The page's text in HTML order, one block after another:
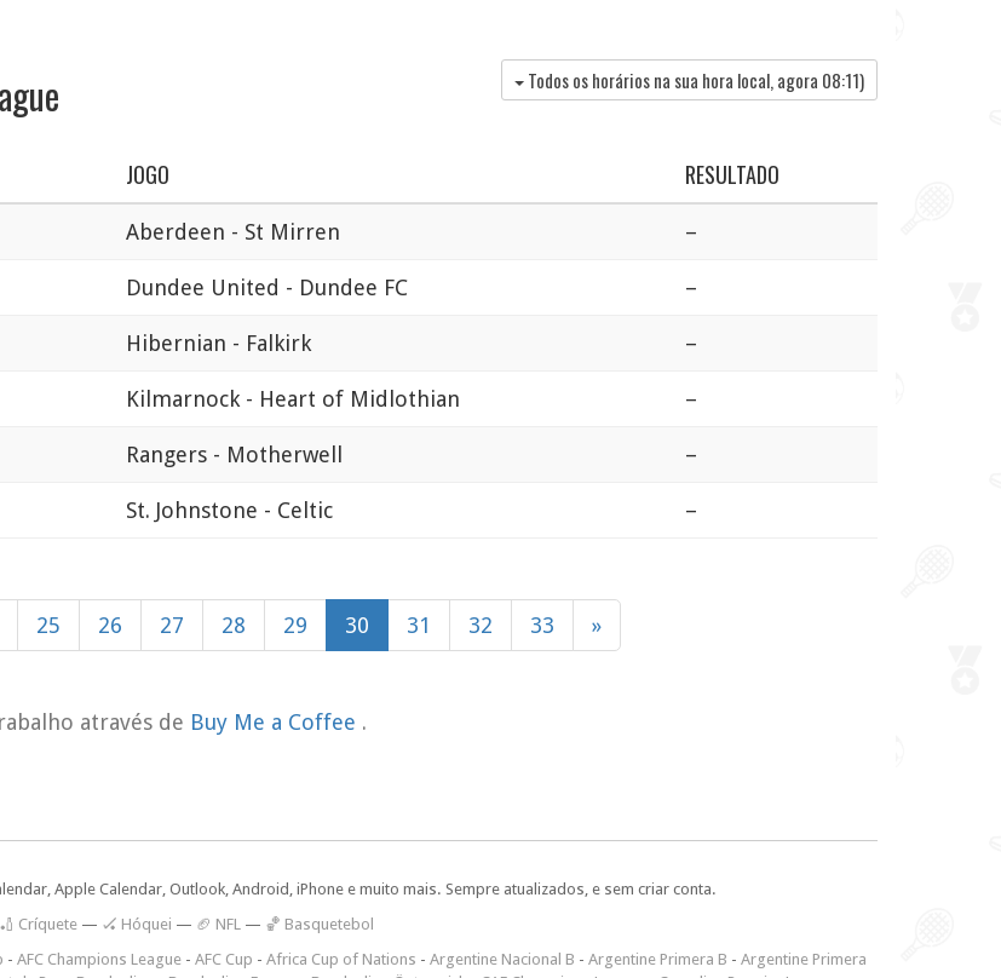
Todos os horários na sua hora local, agora 08:11)
JOGO RESULTADO
Aberdeen - St Mirren –
Dundee United - Dundee FC –
Hibernian - Falkirk –
Kilmarnock - Heart of Midlothian –
Rangers - Motherwell –
St. Johnstone - Celtic –
25 26 27 28 29 30 31 32 33 »
através de Buy Me a Coffee .
Apple Calendar, Outlook, Android, iPhone e muito mais. Sempre atualizados, e sem criar conta.
🏏 Críquete — 🏑 Hóquei — 🏈 NFL — 🏀 Basquetebol
- AFC Champions League - AFC Cup - Africa Cup of Nations - Argentine Nacional B - Argentine Primera B - Argentine Primera